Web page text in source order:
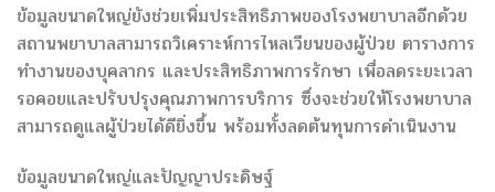
ข้อมูลขนาดใหญ่ยังช่วยเพิ่มประสิทธิภาพของโรงพยาบาลอีกด้วย
สถานพยาบาลสามารถวิเคราะห์การไหลเวียนของผู้ป่วย ตารางการ
ทำงานของบุคลากร และประสิทธิภาพการรักษา เพื่อลดระยะเวลา
รอคอยและปรับปรุงคุณภาพการบริการ ซึ่งจะช่วยให้โรงพยาบาล
สามารถดูแลผู้ป่วยได้ดียิ่งขึ้น พร้อมทั้งลดต้นทุนการดำเนินงาน
ข้อมูลขนาดใหญ่และปัญญาประดิษฐ์